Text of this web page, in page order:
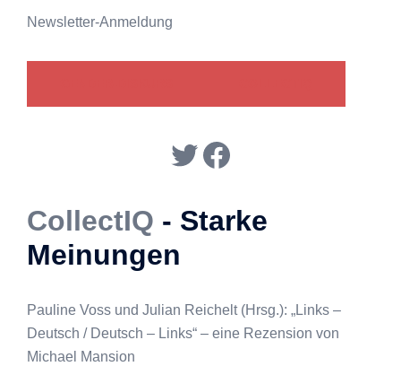
Newsletter-Anmeldung
Twitter
Facebook
CollectIQ - Starke
Meinungen
Pauline Voss und Julian Reichelt (Hrsg.): „Links –
Deutsch / Deutsch – Links“ – eine Rezension von
Michael Mansion